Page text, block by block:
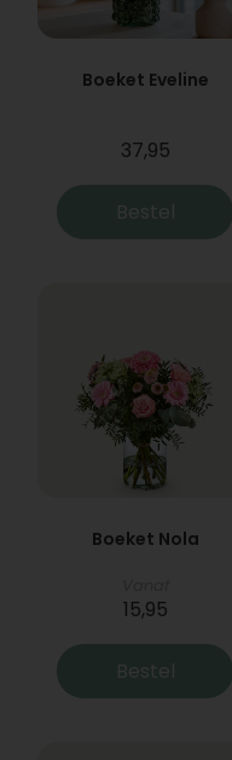
Boeket Eveline
37,95
Bestel
Boeket Nola
15,95
Bestel